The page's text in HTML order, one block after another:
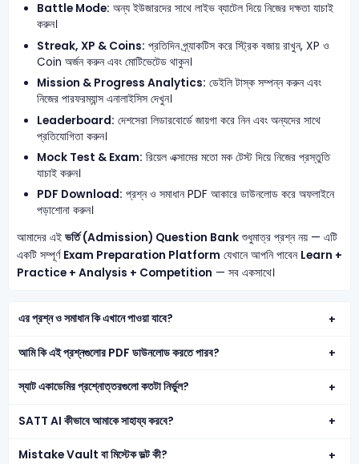
Battle Mode: অন্য ইউজারদের সাথে লাইভ ব্যাটেল দিয়ে নিজের দক্ষতা যাচাই
করুন।
Streak, XP & Coins: প্রতিদিন প্র্যাকটিস করে স্ট্রিক বজায় রাখুন, XP ও
Coin অর্জন করুন এবং মোটিভেটেড থাকুন।
Mission & Progress Analytics: ডেইলি টাস্ক সম্পন্ন করুন এবং
নিজের পারফরম্যান্স এনালাইসিস দেখুন।
Leaderboard: দেশসেরা লিডারবোর্ডে জায়গা করে নিন এবং অন্যদের সাথে
প্রতিযোগিতা করুন।
Mock Test & Exam: রিয়েল এক্সামের মতো মক টেস্ট দিয়ে নিজের প্রস্তুতি
যাচাই করুন।
PDF Download: প্রশ্ন ও সমাধান PDF আকারে ডাউনলোড করে অফলাইনে
পড়াশোনা করুন।
আমাদের এই ভর্তি (Admission) Question Bankশুধুমাত্র প্রশ্ন নয় — এটি
একটি সম্পূর্ণ Exam Preparation Platform যেখানে আপনি পাবেন Learn +
Practice + Analysis + Competition — সব একসাথে।
এর প্রশ্ন ও সমাধান কি এখানে পাওয়া যাবে?
আমি কি এই প্রশ্নগুলোর PDF ডাউনলোড করতে পারব?
স্যাট একাডেমির প্রশ্নোত্তরগুলো কতটা নির্ভুল?
SATT AI কীভাবে আমাকে সাহায্য করবে?
Mistake Vault বা মিস্টেক ভল্ট কী?